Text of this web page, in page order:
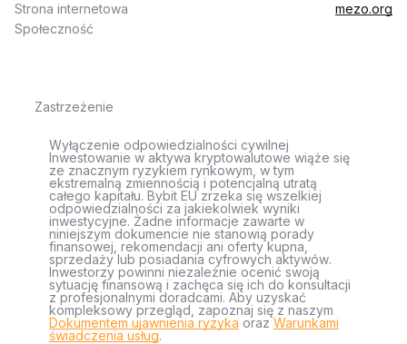
Strona internetowa
mezo.org
Społeczność
Zastrzeżenie
Wyłączenie odpowiedzialności cywilnej
Inwestowanie w aktywa kryptowalutowe wiąże się
ze znacznym ryzykiem rynkowym, w tym
ekstremalną zmiennością i potencjalną utratą
całego kapitału. Bybit EU zrzeka się wszelkiej
odpowiedzialności za jakiekolwiek wyniki
inwestycyjne. Żadne informacje zawarte w
niniejszym dokumencie nie stanowią porady
finansowej, rekomendacji ani oferty kupna,
sprzedaży lub posiadania cyfrowych aktywów.
Inwestorzy powinni niezależnie ocenić swoją
sytuację finansową i zachęca się ich do konsultacji
z profesjonalnymi doradcami. Aby uzyskać
kompleksowy przegląd, zapoznaj się z naszym
Dokumentem ujawnienia ryzyka orazWarunkami
świadczenia usług.